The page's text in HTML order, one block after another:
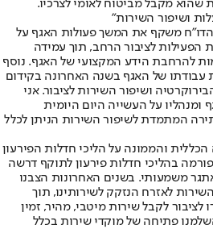
מקבל מביטוח לאומי לצרכיו.
ושיפור השירות"
משקף את המשך פעולות האגף על
הפעילות לציבור הרחב, תוך עמידה
להרחבת הידע המקצועי של האגף. נוסף
עבודתו של האגף בשנה האחרונה בקידום
ושיפור השירות לציבור. אני
ומנהליו על העשייה היום היומית
המתמדת לשיפור השירות הניתן לכלל
והממונה על הליכי חדלות הפירעון
בהליכי חדלות פירעון לתוקף דרשה
משמעותי. בשנים האחרונות הצבנו
לאזרח הנזקק לשירותינו, תוך
לקבל שירות מיטבי, מהיר, זמין
פתיחה של מוקדי שירות בכלל